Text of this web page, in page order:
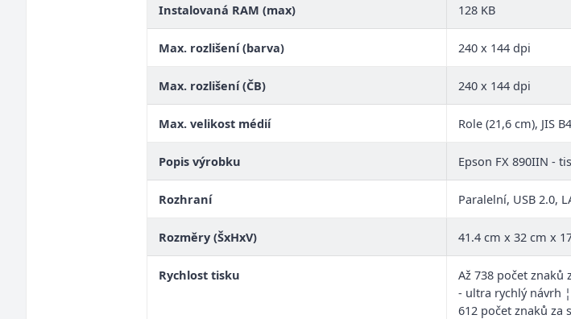
Instalovaná RAM (max) 128 KB
Max. rozlišení (barva) 240 x 144 dpi
Max. rozlišení (ČB) 240 x 144 dpi
Max. velikost médií Role (21,6 cm), JIS
Popis výrobku Epson FX 890IIN -
Rozhraní Paralelní, USB 2.0,
Rozměry (ŠxHxV) 41.4 cm x 32 cm x
Rychlost tisku
Až 738 počet znaků
- ultra rychlý návrh
612 počet znaků za